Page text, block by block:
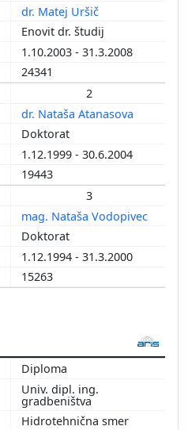
dr. Matej Uršič
Enovit dr. študij
1.10.2003 - 31.3.2008
24341
2
dr. Nataša Atanasova
Doktorat
1.12.1999 - 30.6.2004
19443
3
mag. Nataša Vodopivec
Doktorat
1.12.1994 - 31.3.2000
15263
Diploma
Univ. dipl. ing.
gradbeništva
Hidrotehnična smer